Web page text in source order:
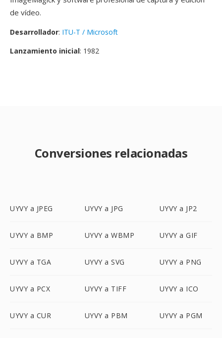
de vídeo.
Desarrollador: ITU-T / Microsoft
Lanzamiento inicial: 1982
Conversiones relacionadas
UYVY a JPEG UYVY a JPG UYVY a JP2
UYVY a BMP UYVY a WBMP UYVY a GIF
UYVY a TGA UYVY a SVG UYVY a PNG
UYVY a PCX UYVY a TIFF UYVY a ICO
UYVY a CUR UYVY a PBM UYVY a PGM